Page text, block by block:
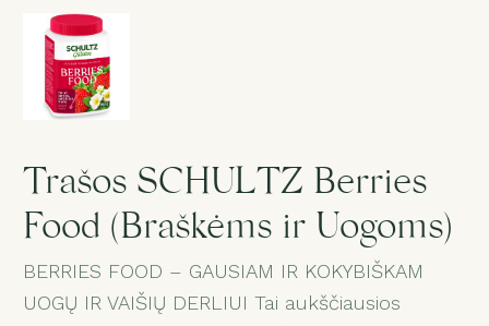
Dovanos
Puokštė „Staigmena“
Paslaugos
Salonas
1
Trašos SCHULTZ Berries
Food (Braškėms ir Uogoms)
BERRIES FOOD – GAUSIAM IR KOKYBIŠKAM
UOGŲ IR VAIŠIŲ DERLIUI Tai aukščiausios